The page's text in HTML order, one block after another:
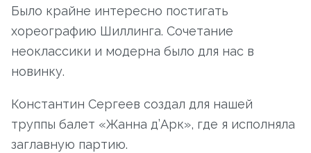
Было крайне интересно постигать
хореографию Шиллинга. Сочетание
неоклассики и модерна было для нас в
новинку.
Константин Сергеев создал для нашей
труппы балет «Жанна д’Арк», где я исполняла
заглавную партию.